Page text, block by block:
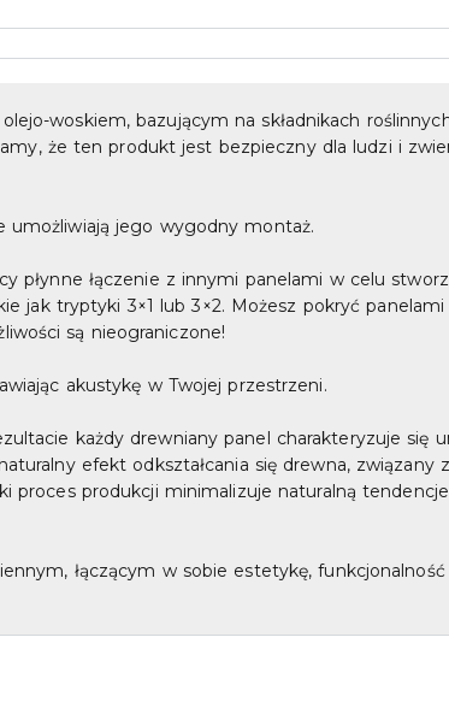
woskiem, bazującym na składnikach
że ten produkt jest bezpieczny dla ludzi i
umożliwiają jego wygodny montaż.
płynne łączenie z innymi panelami w celu
jak tryptyki 3×1 lub 3×2. Możesz pokryć panelami
są nieograniczone!
akustykę w Twojej przestrzeni.
każdy drewniany panel charakteryzuje się
efekt odkształcania się drewna, związany
proces produkcji minimalizuje naturalną
łączącym w sobie estetykę,